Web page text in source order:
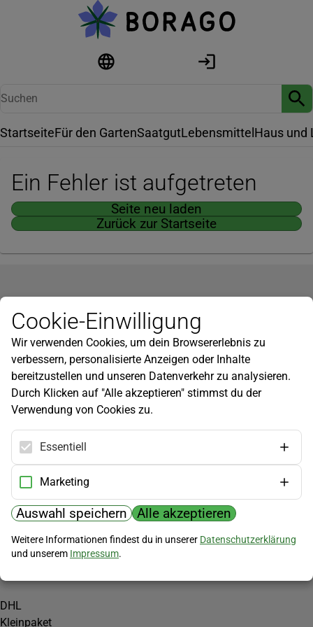
StartseiteFür den GartenSaatgutLebensmittel Haus und
Ein Fehler ist aufgetreten
Seite neu laden
Zurück zur Startseite
Newsletter
Infos zu neuen Produkten, Gartentipps und mehr findest du in
unserem Newsletter!
Jetzt anmelden
Hilfe
Kundenservice
Widerrufsbelehrung
Versandkosten
Zahlungsmöglichkeiten
PayPal
Vorkasse
Versand
DHL
Kleinpaket
Cookie-Einwilligung
Wir verwenden Cookies, um dein Browsererlebnis zu
verbessern, personalisierte Anzeigen oder Inhalte
bereitzustellen und unseren Datenverkehr zu analysieren.
Durch Klicken auf "Alle akzeptieren" stimmst du der
Verwendung von Cookies zu.
Essentiell
Marketing
Auswahl speichern Alle akzeptieren
Weitere Informationen findest du in unserer Datenschutzerklärung
und unserem Impressum.